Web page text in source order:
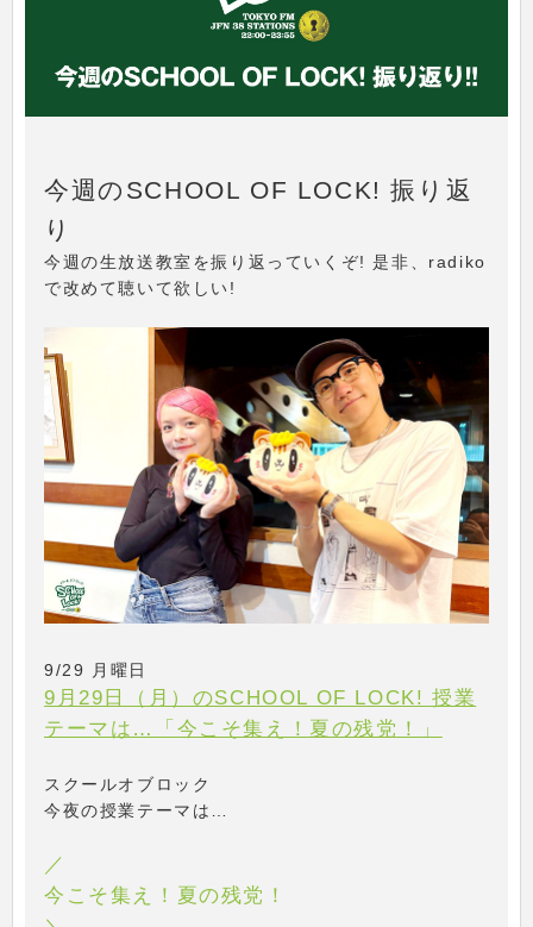
今週のSCHOOL OF LOCK! 振り返
り
今週の生放送教室を振り返っていくぞ! 是非、radiko
で改めて聴いて欲しい!
9/29 月曜日
9月29日（月）のSCHOOL OF LOCK! 授業
テーマは…「今こそ集え！夏の残党！」
スクールオブロック
今夜の授業テーマは…
／
今こそ集え！夏の残党！